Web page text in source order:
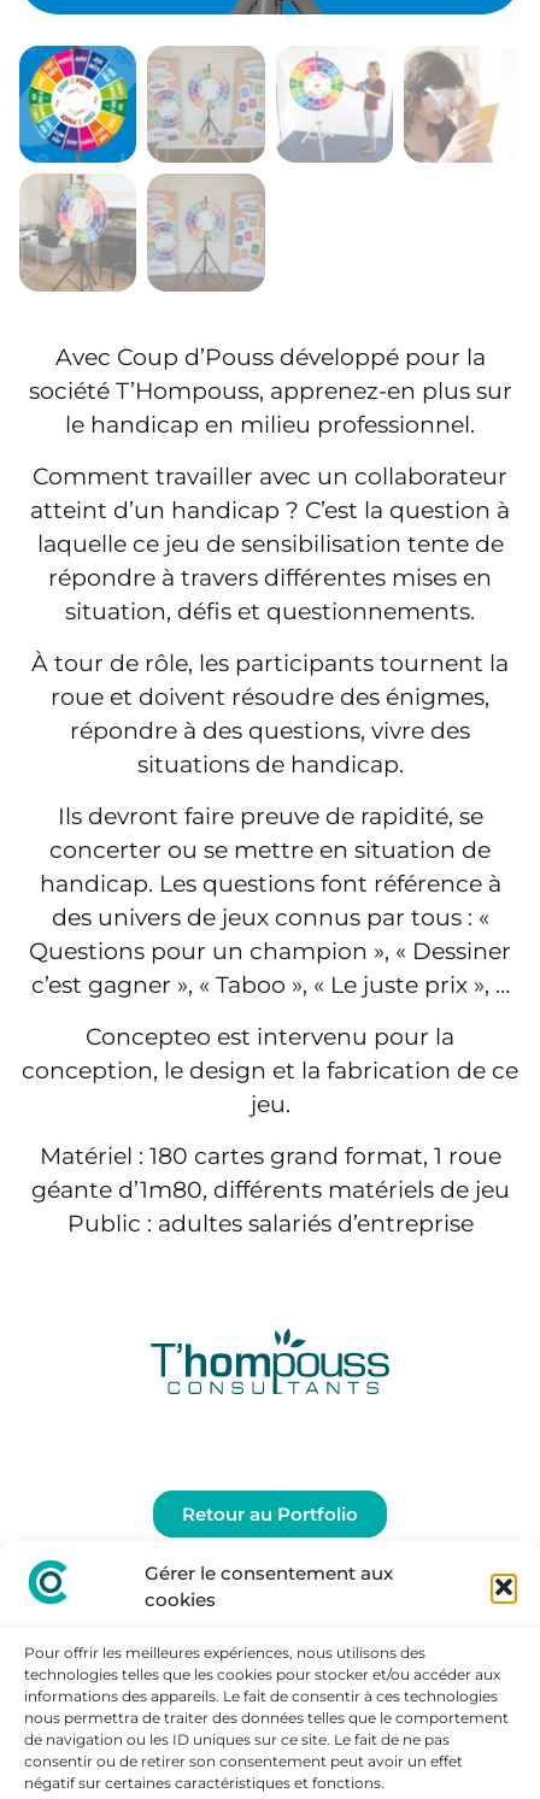
Gérer le consentement aux
cookies
Pour offrir les meilleures expériences, nous utilisons des
technologies telles que les cookies pour stocker et/ou accéder aux
informations des appareils. Le fait de consentir à ces technologies
nous permettra de traiter des données telles que le comportement
de navigation ou les ID uniques sur ce site. Le fait de ne pas
consentir ou de retirer son consentement peut avoir un effet
négatif sur certaines caractéristiques et fonctions.
Avec Coup d’Pouss développé pour la
société T’Hompouss, apprenez-en plus sur
le handicap en milieu professionnel.
Comment travailler avec un collaborateur
atteint d’un handicap ? C’est la question à
laquelle ce jeu de sensibilisation tente de
répondre à travers différentes mises en
situation, défis et questionnements.
À tour de rôle, les participants tournent la
roue et doivent résoudre des énigmes,
répondre à des questions, vivre des
situations de handicap.
Ils devront faire preuve de rapidité, se
concerter ou se mettre en situation de
handicap. Les questions font référence à
des univers de jeux connus par tous : «
Questions pour un champion », « Dessiner
c’est gagner », « Taboo », « Le juste prix », …
Concepteo est intervenu pour la
conception, le design et la fabrication de ce
jeu.
Matériel : 180 cartes grand format, 1 roue
géante d’1m80, différents matériels de jeu
Public : adultes salariés d’entreprise
Retour au Portfolio